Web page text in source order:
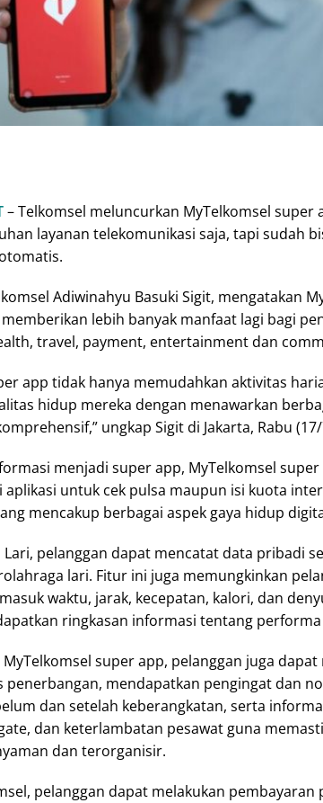
– Telkomsel meluncurkan MyTelkomsel super
layanan telekomunikasi saja, tapi sudah
Adiwinahyu Basuki Sigit, mengatakan
lebih banyak manfaat lagi bagi
travel, payment, entertainment dan
app tidak hanya memudahkan aktivitas
hidup mereka dengan menawarkan
ungkap Sigit di Jakarta, Rabu
menjadi super app, MyTelkomsel
aplikasi untuk cek pulsa maupun isi kuota
mencakup berbagai aspek gaya hidup
pelanggan dapat mencatat data pribadi
lari. Fitur ini juga memungkinkan
waktu, jarak, kecepatan, kalori, dan
ringkasan informasi tentang
super app, pelanggan juga
penerbangan, mendapatkan pengingat dan
dan setelah keberangkatan, serta
dan keterlambatan pesawat guna
dan terorganisir.
pelanggan dapat melakukan